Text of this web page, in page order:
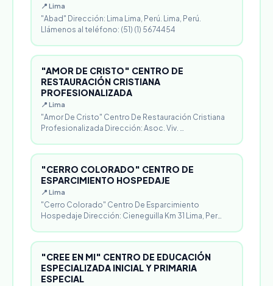
📍 Lima
"Abad" Dirección: Lima Lima, Perú. Lima, Perú.
Llámenos al teléfono: (51) (1) 5674454
"AMOR DE CRISTO" CENTRO DE
RESTAURACIÓN CRISTIANA
PROFESIONALIZADA
📍 Lima
"Amor De Cristo" Centro De Restauración Cristiana
Profesionalizada Dirección: Asoc. Viv. …
"CERRO COLORADO" CENTRO DE
ESPARCIMIENTO HOSPEDAJE
📍 Lima
"Cerro Colorado" Centro De Esparcimiento
Hospedaje Dirección: Cieneguilla Km 31 Lima, Per…
"CREE EN MI" CENTRO DE EDUCACIÓN
ESPECIALIZADA INICIAL Y PRIMARIA
ESPECIAL